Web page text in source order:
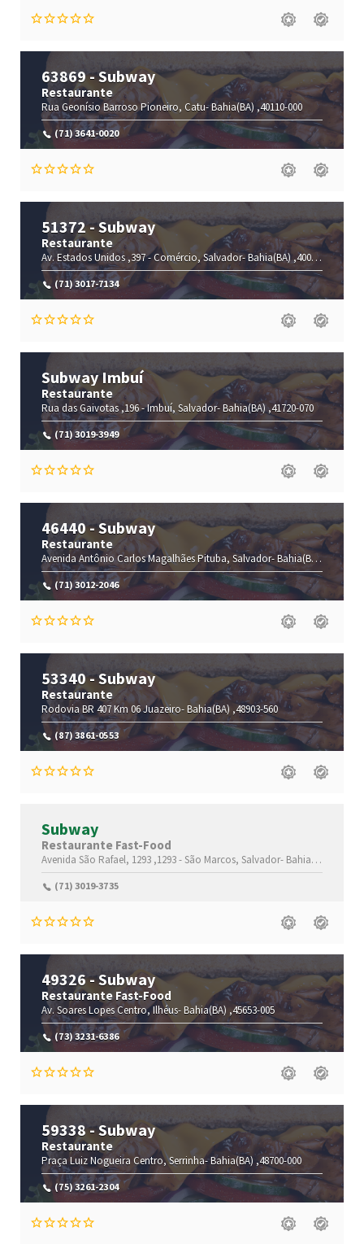
63869 - Subway
Restaurante
Rua Geonísio BarrosoPioneiro, Catu-Bahia(BA) ,40110-000
(71) 3641-0020
51372 - Subway
Restaurante
Av. Estados Unidos ,397 -Comércio,Salvador-Bahia(BA),40010-020
(71) 3017-7134
Subway Imbuí
Restaurante
Rua das Gaivotas ,196 -Imbuí, Salvador-Bahia(BA),41720-070
(71) 3019-3949
46440 - Subway
Restaurante
Avenida Antônio Carlos MagalhãesPituba, Salvador-Bahia(BA) ,41800-
(71) 3012-2046
53340 - Subway
Restaurante
Rodovia BR 407 Km 06Juazeiro-Bahia(BA) ,48903-560
(87) 3861-0553
Subway
Restaurante Fast-Food
Avenida São Rafael, 1293 ,1293 -São Marcos, Salvador- Bahia(BA)
(71) 3019-3735
49326 - Subway
Restaurante Fast-Food
Av. Soares LopesCentro,Ilhéus-Bahia(BA) ,45653-005
(73) 3231-6386
59338 - Subway
Restaurante
Praça Luiz Nogueira Centro,Serrinha-Bahia(BA) ,48700-000
(75) 3261-2304